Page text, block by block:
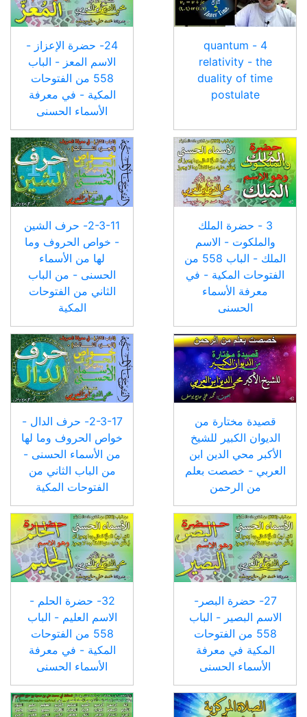
4 - quantum
relativity - the
duality of time
postulate
24- حضرة الإعزاز -
الاسم المعز - الباب
558 من الفتوحات
المكية - في معرفة
الأسماء الحسنى
3 - حضرة الملك
والملكوت - الاسم
الملك - الباب 558 من
الفتوحات المكية - في
معرفة الأسماء
الحسنى
2-3-11- حرف الشين
- خواص الحروف وما
لها من الأسماء
الحسنى - من الباب
الثاني من الفتوحات
المكية
قصيدة مختارة من
الديوان الكبير للشيخ
الأكبر محي الدين ابن
العربي - خصصت بعلم
من الرحمن
2-3-17- حرف الدال -
خواص الحروف وما لها
من الأسماء الحسنى -
من الباب الثاني من
الفتوحات المكية
27- حضرة البصر-
الاسم البصير - الباب
558 من الفتوحات
المكية في معرفة
الأسماء الحسنى
32- حضرة الحلم -
الاسم العليم - الباب
558 من الفتوحات
المكية - في معرفة
الأسماء الحسنى